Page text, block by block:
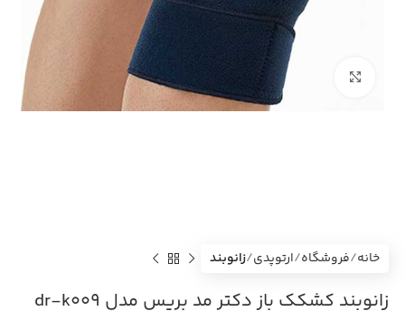
بزرگنمایی تصویر
خانه فروشگاه ارتوپدی زانوبند
زانوبند کشکک باز دکتر مد بریس مدل dr-k009